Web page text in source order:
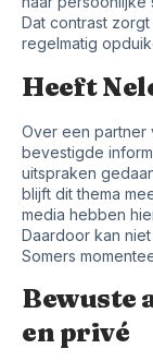
Dat contrast
regelmatig
Heeft
Over een partner
bevestigde
uitspraken
blijft dit thema
media hebben
Daardoor kan
Somers
Bewuste
en privé